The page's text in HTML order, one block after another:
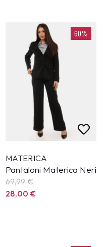
60%
MATERICA
Pantaloni Materica Neri
69,99€
28,00€